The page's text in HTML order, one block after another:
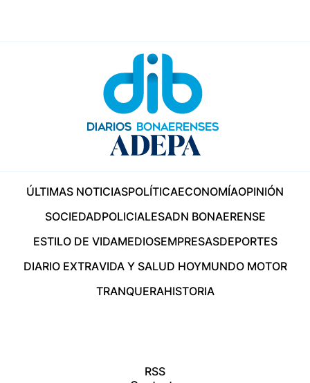
ÚLTIMAS NOTICIASPOLÍTICAECONOMÍAOPINIÓN
SOCIEDADPOLICIALESADN BONAERENSE
ESTILO DE VIDAMEDIOSEMPRESASDEPORTES
DIARIO EXTRAVIDA Y SALUD HOYMUNDO MOTOR
TRANQUERAHISTORIA
RSS